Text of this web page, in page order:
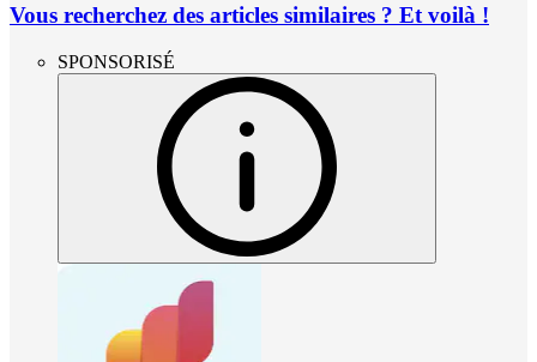
Vous recherchez des articles similaires ? Et voilà !
SPONSORISÉ